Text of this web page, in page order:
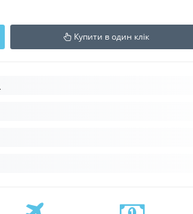
Купити в один клік